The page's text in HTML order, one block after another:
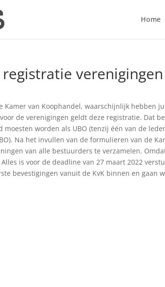
Home
registratie verenigingen
Kamer van Koophandel, waarschijnlijk hebben
de verenigingen geldt deze registratie. Dat
moesten worden als UBO (tenzij één van de
Na het invullen van de formulieren van de
van alle bestuurders te verzamelen.
is voor de deadline van 27 maart 2022
bevestigingen vanuit de KvK binnen en gaan